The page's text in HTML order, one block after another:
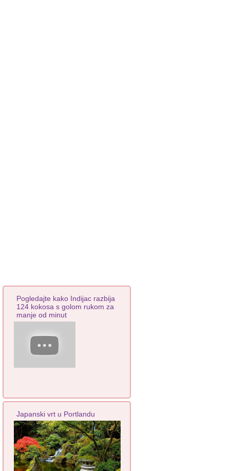
Pogledajte kako Indijac razbija
124 kokosa s golom rukom za
manje od minut
Japanski vrt u Portlandu